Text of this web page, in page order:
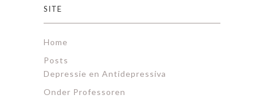
SITE
Home
Posts
Depressie en Antidepressiva
Onder Professoren